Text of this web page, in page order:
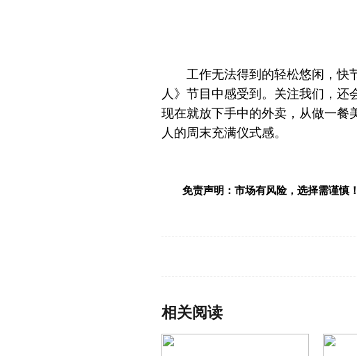
工作无法得到的轻松悠闲，快
人》节目中感受到。关注我们，还
现在就放下手中的外卖，从做一餐
人的周末充满仪式感。
免责声明：市场有风险，选择需谨慎
相关阅读